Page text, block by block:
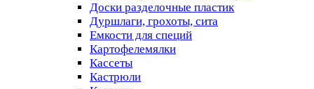
Доски разделочные пластик
Дуршлаги, грохоты, сита
Емкости для специй
Картофелемялки
Кассеты
Кастрюли